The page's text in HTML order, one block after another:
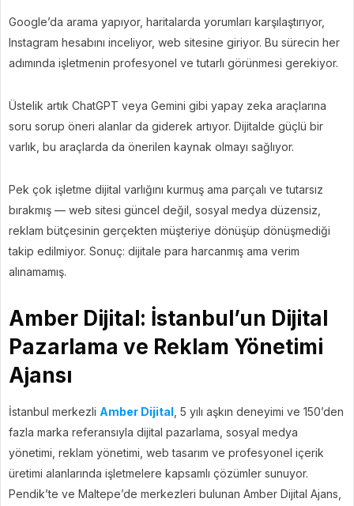
Google’da arama yapıyor, haritalarda yorumları karşılaştırıyor,
Instagram hesabını inceliyor, web sitesine giriyor. Bu sürecin her
adımında işletmenin profesyonel ve tutarlı görünmesi gerekiyor.
Üstelik artık ChatGPT veya Gemini gibi yapay zeka araçlarına
soru sorup öneri alanlar da giderek artıyor. Dijitalde güçlü bir
varlık, bu araçlarda da önerilen kaynak olmayı sağlıyor.
Pek çok işletme dijital varlığını kurmuş ama parçalı ve tutarsız
bırakmış — web sitesi güncel değil, sosyal medya düzensiz,
reklam bütçesinin gerçekten müşteriye dönüşüp dönüşmediği
takip edilmiyor. Sonuç: dijitale para harcanmış ama verim
alınamamış.
Amber Dijital: İstanbul’un Dijital
Pazarlama ve Reklam Yönetimi
Ajansı
İstanbul merkezli Amber Dijital , 5 yılı aşkın deneyimi ve 150’den
fazla marka referansıyla dijital pazarlama, sosyal medya
yönetimi, reklam yönetimi, web tasarım ve profesyonel içerik
üretimi alanlarında işletmelere kapsamlı çözümler sunuyor.
Pendik’te ve Maltepe’de merkezleri bulunan Amber Dijital Ajans,